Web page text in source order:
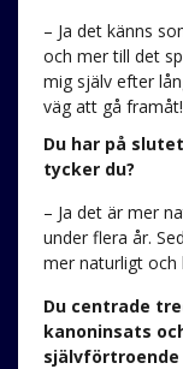
– Ja det känns
och mer till det
mig själv efter
väg att gå framåt!
Du har på
tycker du?
– Ja det är mer
under flera år.
mer naturligt
Du centrade
kanoninsats